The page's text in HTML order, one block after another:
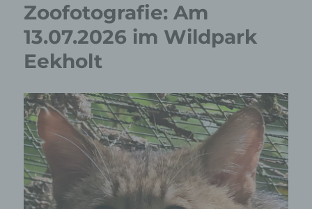
Zoofotografie: Am
13.07.2026 im Wildpark
Eekholt